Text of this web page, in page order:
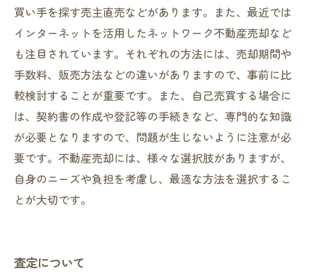
買い手を探す売主直売などがあります。また、最近では
インターネットを活用したネットワーク不動産売却など
も注目されています。それぞれの方法には、売却期間や
手数料、販売方法などの違いがありますので、事前に比
較検討することが重要です。また、自己売買する場合に
は、契約書の作成や登記等の手続きなど、専門的な知識
が必要となりますので、問題が生じないように注意が必
要です。不動産売却には、様々な選択肢がありますが、
自身のニーズや負担を考慮し、最適な方法を選択するこ
とが大切です。
査定について